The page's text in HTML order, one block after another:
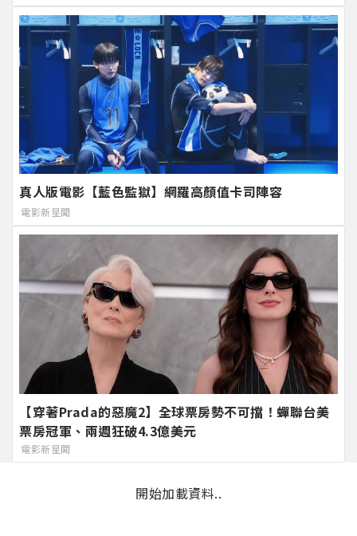
真人版電影【藍色監獄】網羅高顏值卡司陣容
電影新星聞
【穿著Prada的惡魔2】全球票房勢不可擋！蟬聯台美
票房冠軍、兩週狂破4.3億美元
電影新星聞
開始加載資料..